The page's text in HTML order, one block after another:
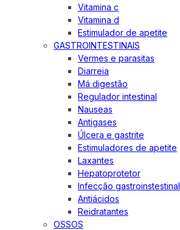
Vitamina c
Vitamina d
Estimulador de apetite
GASTROINTESTINAIS
Vermes e parasitas
Diarreia
Má digestão
Regulador intestinal
Nauseas
Antigases
Úlcera e gastrite
Estimuladores de apetite
Laxantes
Hepatoprotetor
Infecção gastroinstestinal
Antiácidos
Reidratantes
OSSOS